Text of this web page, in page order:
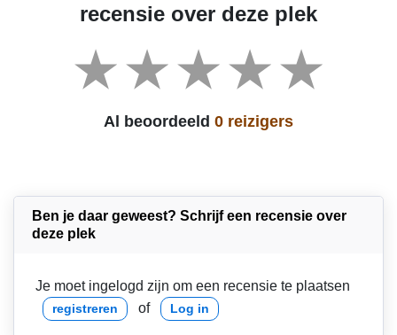
recensie over deze plek
Al beoordeeld 0 reizigers
Ben je daar geweest? Schrijf een recensie over
deze plek
Je moet ingelogd zijn om een recensie te plaatsen
registreren of Log in